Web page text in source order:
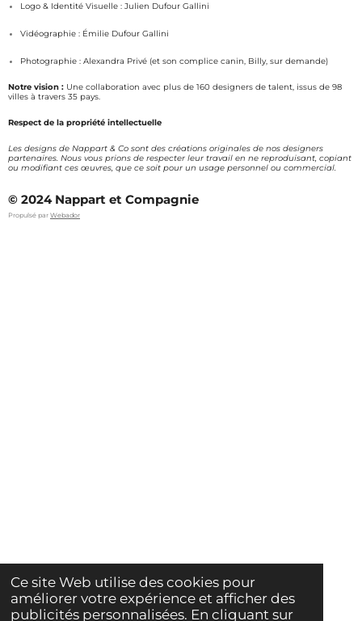
Ce site Web utilise des cookies pour
améliorer votre expérience et afficher des
publicités personnalisées. En cliquant sur
m
Logo & Identité Visuelle : Julien Dufour Gallini
Vidéographie : Émilie Dufour Gallini
Photographie : Alexandra Privé (et son complice canin, Billy, sur demande)
Notre vision : Une collaboration avec plus de 160 designers de talent, issus de 98
villes à travers 35 pays.
Respect de la propriété intellectuelle
Les designs de Nappart & Co sont des créations originales de nos designers
partenaires. Nous vous prions de respecter leur travail en ne reproduisant, copiant
ou modifiant ces œuvres, que ce soit pour un usage personnel ou commercial.
© 2024 Nappart et Compagnie
Propulsé par Webador